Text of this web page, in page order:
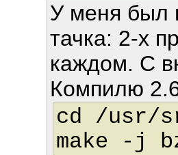
У меня был
тачка: 2-х
каждом. С
Компилю
cd /usr/
make -j